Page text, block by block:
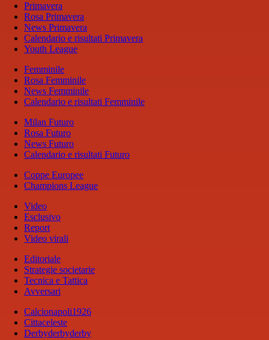
Primavera
Rosa Primavera
News Primavera
Calendario e risultati Primavera
Youth League
Femminile
Rosa Femminile
News Femminile
Calendario e risultati Femminile
Milan Futuro
Rosa Futuro
News Futuro
Calendario e risultati Futuro
Coppe Europee
Champions League
Video
Esclusivo
Report
Video virali
Editoriale
Strategie societarie
Tecnica e Tattica
Avversari
Calcionapoli1926
Cittaceleste
Derbyderbyderby